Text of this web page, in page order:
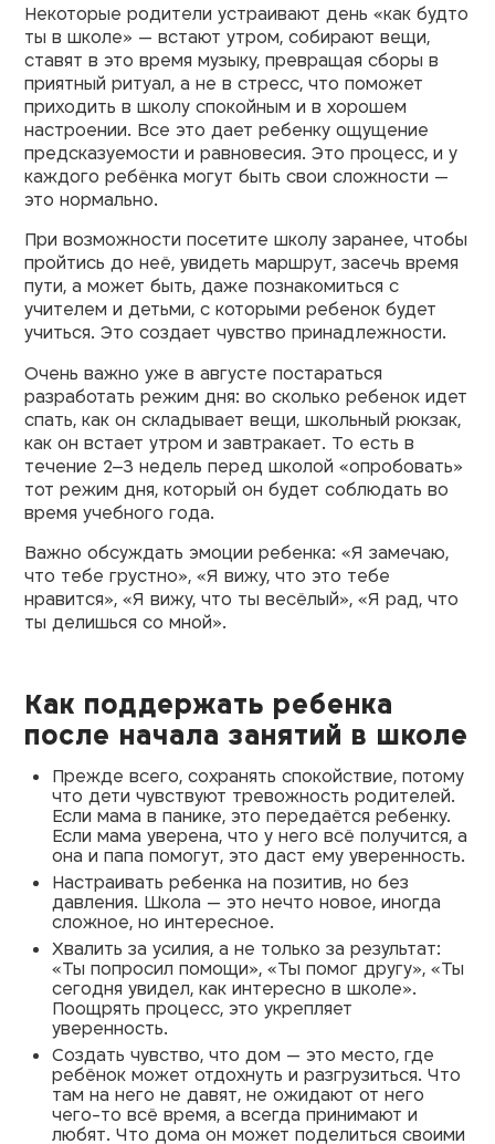
Некоторые родители устраивают день «как будто
ты в школе» — встают утром, собирают вещи,
ставят в это время музыку, превращая сборы в
приятный ритуал, а не в стресс, что поможет
приходить в школу спокойным и в хорошем
настроении. Все это дает ребенку ощущение
предсказуемости и равновесия. Это процесс, и у
каждого ребёнка могут быть свои сложности —
это нормально.
При возможности посетите школу заранее, чтобы
пройтись до неё, увидеть маршрут, засечь время
пути, а может быть, даже познакомиться с
учителем и детьми, с которыми ребенок будет
учиться. Это создает чувство принадлежности.
Очень важно уже в августе постараться
разработать режим дня: во сколько ребенок идет
спать, как он складывает вещи, школьный рюкзак,
как он встает утром и завтракает. То есть в
течение 2–3 недель перед школой «опробовать»
тот режим дня, который он будет соблюдать во
время учебного года.
Важно обсуждать эмоции ребенка: «Я замечаю,
что тебе грустно», «Я вижу, что это тебе
нравится», «Я вижу, что ты весёлый», «Я рад, что
ты делишься со мной».
Как поддержать ребенка
после начала занятий в школе
Прежде всего, сохранять спокойствие, потому
что дети чувствуют тревожность родителей.
Если мама в панике, это передаётся ребенку.
Если мама уверена, что у него всё получится, а
она и папа помогут, это даст ему уверенность.
Настраивать ребенка на позитив, но без
давления. Школа — это нечто новое, иногда
сложное, но интересное.
Хвалить за усилия, а не только за результат:
«Ты попросил помощи», «Ты помог другу», «Ты
сегодня увидел, как интересно в школе».
Поощрять процесс, это укрепляет
уверенность.
Создать чувство, что дом — это место, где
ребёнок может отдохнуть и разгрузиться. Что
там на него не давят, не ожидают от него
чего-то всё время, а всегда принимают и
любят. Что дома он может поделиться своими